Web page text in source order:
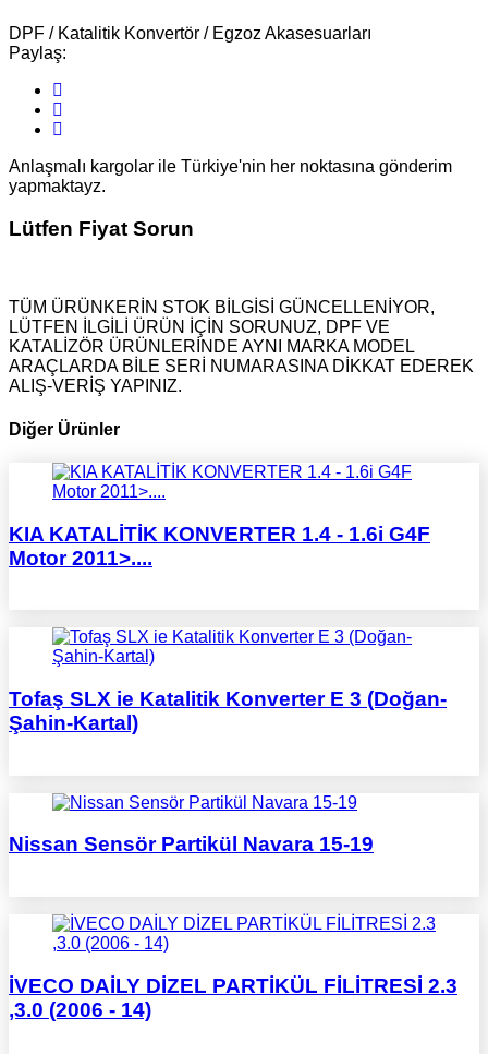
DPF / Katalitik Konvertör / Egzoz Akasesuarları
Paylaş:
Anlaşmalı kargolar ile Türkiye'nin her noktasına gönderim
yapmaktayz.
Lütfen Fiyat Sorun
TÜM ÜRÜNKERİN STOK BİLGİSİ GÜNCELLENİYOR,
LÜTFEN İLGİLİ ÜRÜN İÇİN SORUNUZ, DPF VE
KATALİZÖR ÜRÜNLERİNDE AYNI MARKA MODEL
ARAÇLARDA BİLE SERİ NUMARASINA DİKKAT EDEREK
ALIŞ-VERİŞ YAPINIZ.
Diğer Ürünler
KIA KATALİTİK KONVERTER 1.4 - 1.6i G4F
Motor 2011>....
Tofaş SLX ie Katalitik Konverter E 3 (Doğan-
Şahin-Kartal)
Nissan Sensör Partikül Navara 15-19
İVECO DAİLY DİZEL PARTİKÜL FİLİTRESİ 2.3
,3.0 (2006 - 14)